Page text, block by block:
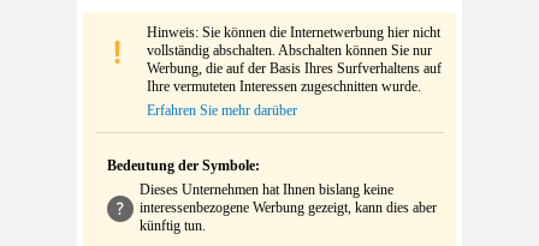
Hinweis: Sie können die Internetwerbung hier nicht
vollständig abschalten. Abschalten können Sie nur
Werbung, die auf der Basis Ihres Surfverhaltens auf
Ihre vermuteten Interessen zugeschnitten wurde.
Erfahren Sie mehr darüber
Bedeutung der Symbole:
Dieses Unternehmen hat Ihnen bislang keine
interessenbezogene Werbung gezeigt, kann dies aber
künftig tun.